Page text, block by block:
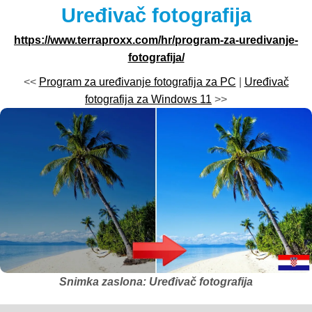
Uređivač fotografija
https://www.terraproxx.com/hr/program-za-uredivanje-
fotografija/
<< Program za uređivanje fotografija za PC
Uređivač
fotografija za Windows 11 >>
Snimka zaslona: Uređivač fotografija